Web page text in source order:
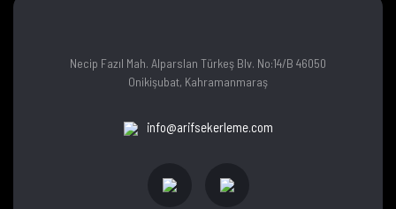
Necip Fazıl Mah. Alparslan Türkeş Blv. No:14/B 46050
Onikişubat, Kahramanmaraş
info@arifsekerleme.com